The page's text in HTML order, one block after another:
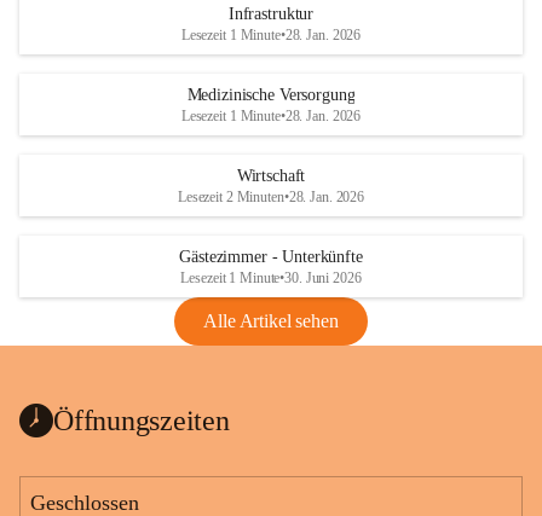
Infrastruktur
Lesezeit 1 Minute•28. Jan. 2026
Medizinische Versorgung
Lesezeit 1 Minute•28. Jan. 2026
Wirtschaft
Lesezeit 2 Minuten•28. Jan. 2026
Gästezimmer - Unterkünfte
Lesezeit 1 Minute•30. Juni 2026
Alle Artikel sehen
Öffnungszeiten
Geschlossen